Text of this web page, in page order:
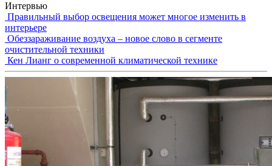
Интервью
Правильный выбор освещения может многое изменить в
интерьере
Обеззараживание воздуха – новое слово в сегменте
очистительной техники
Кен Лианг о современной климатической технике